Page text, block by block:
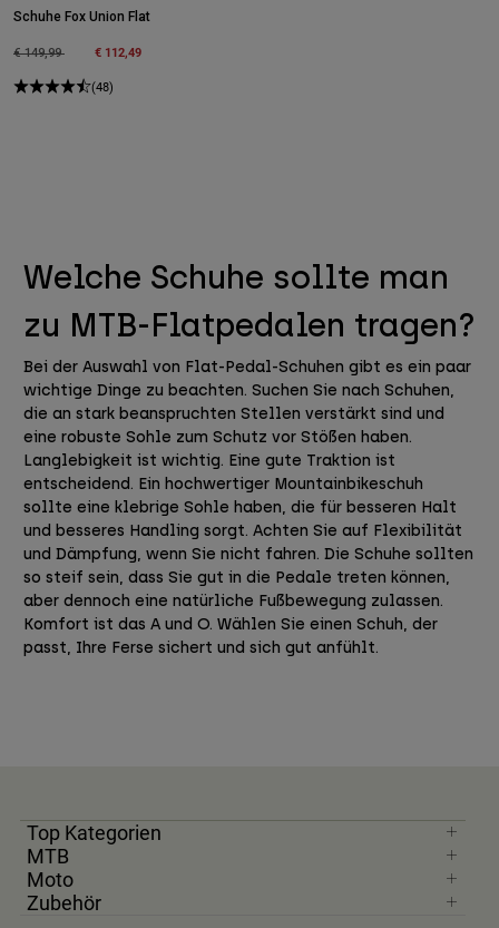
Schuhe Fox Union Flat
Price reduced from
€ 149,99to € 112,49
(48)
Welche Schuhe sollte man
zu MTB-Flatpedalen tragen?
Bei der Auswahl von Flat-Pedal-Schuhen gibt es ein paar
wichtige Dinge zu beachten. Suchen Sie nach Schuhen,
die an stark beanspruchten Stellen verstärkt sind und
eine robuste Sohle zum Schutz vor Stößen haben.
Langlebigkeit ist wichtig. Eine gute Traktion ist
entscheidend. Ein hochwertiger Mountainbikeschuh
sollte eine klebrige Sohle haben, die für besseren Halt
und besseres Handling sorgt. Achten Sie auf Flexibilität
und Dämpfung, wenn Sie nicht fahren. Die Schuhe sollten
so steif sein, dass Sie gut in die Pedale treten können,
aber dennoch eine natürliche Fußbewegung zulassen.
Komfort ist das A und O. Wählen Sie einen Schuh, der
passt, Ihre Ferse sichert und sich gut anfühlt.
Top Kategorien
MTB
Moto
Zubehör